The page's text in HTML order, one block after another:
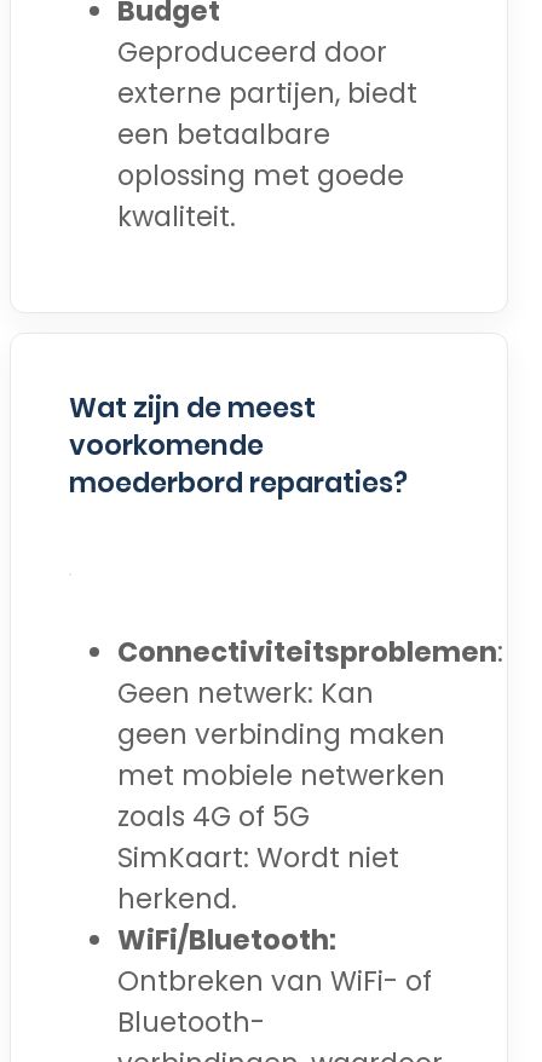
Budget
Geproduceerd door
externe partijen, biedt
een betaalbare
oplossing met goede
kwaliteit.
Wat zijn de meest
voorkomende
moederbord reparaties?
Connectiviteitsproblemen:
Geen netwerk: Kan
geen verbinding maken
met mobiele netwerken
zoals 4G of 5G
SimKaart: Wordt niet
herkend.
WiFi/Bluetooth:
Ontbreken van WiFi- of
Bluetooth-